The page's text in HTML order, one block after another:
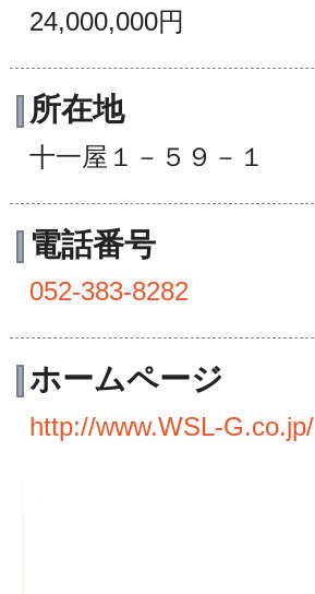
24,000,000円
所在地
十一屋１－５９－１
電話番号
052-383-8282
ホームページ
http://www.WSL-G.co.jp/